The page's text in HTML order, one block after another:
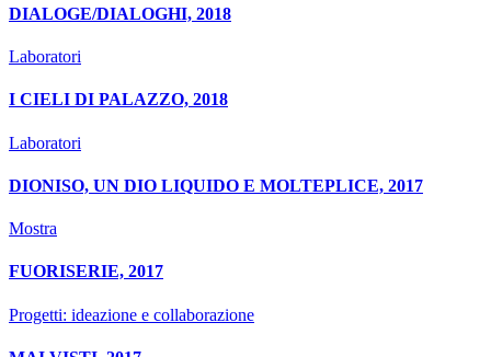
DIALOGE/DIALOGHI, 2018
Laboratori
I CIELI DI PALAZZO, 2018
Laboratori
DIONISO, UN DIO LIQUIDO E MOLTEPLICE, 2017
Mostra
FUORISERIE, 2017
Progetti: ideazione e collaborazione